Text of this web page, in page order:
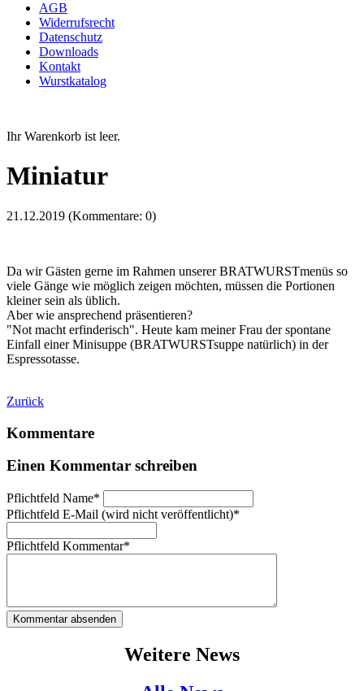
AGB
Widerrufsrecht
Datenschutz
Downloads
Kontakt
Wurstkatalog
Ihr Warenkorb ist leer.
Miniatur
21.12.2019 (Kommentare: 0)
Da wir Gästen gerne im Rahmen unserer BRATWURSTmenüs so
viele Gänge wie möglich zeigen möchten, müssen die Portionen
kleiner sein als üblich.
Aber wie ansprechend präsentieren?
"Not macht erfinderisch". Heute kam meiner Frau der spontane
Einfall einer Minisuppe (BRATWURSTsuppe natürlich) in der
Espressotasse.
Zurück
Kommentare
Einen Kommentar schreiben
Pflichtfeld Name*
Pflichtfeld E-Mail (wird nicht veröffentlicht)*
Pflichtfeld Kommentar*
Kommentar absenden
Weitere News